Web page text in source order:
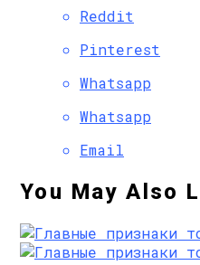
Reddit
Pinterest
Whatsapp
Whatsapp
Email
You May Also